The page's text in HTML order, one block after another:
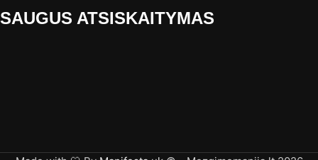
SAUGUS ATSISKAITYMAS